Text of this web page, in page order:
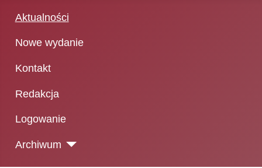
Aktualności
Nowe wydanie
Kontakt
Redakcja
Logowanie
Archiwum